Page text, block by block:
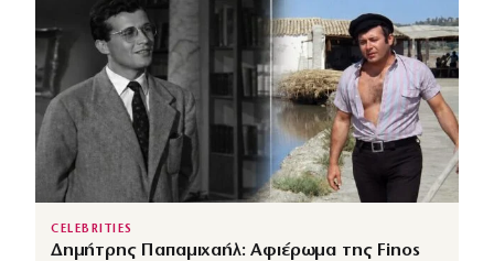
CELEBRITIES
Δημήτρης Παπαμιχαήλ: Αφιέρωμα της Finos